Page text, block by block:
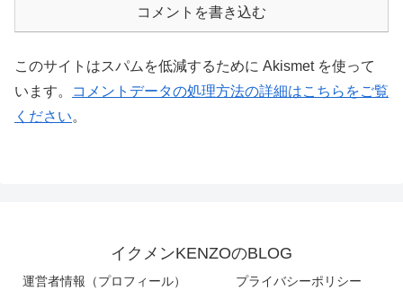
コメントを書き込む
このサイトはスパムを低減するために Akismet を使って
います。
コメントデータの処理方法の詳細はこちらをご覧
ください。
イクメンKENZOのBLOG
運営者情報（プロフィール）
プライバシーポリシー